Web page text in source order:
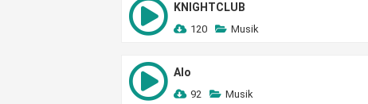
KNIGHTCLUB
120 Musik
Alo
92 Musik